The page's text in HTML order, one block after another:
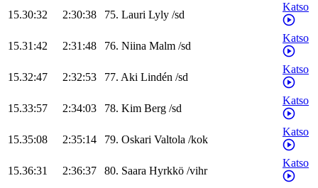
15.30:32 2:30:38 75. Lauri Lyly /sd
Katso
15.31:42 2:31:48 76. Niina Malm /sd
Katso
15.32:47 2:32:53 77. Aki Lindén /sd
Katso
15.33:57 2:34:03 78. Kim Berg /sd
Katso
15.35:08 2:35:14 79. Oskari Valtola /kok
Katso
15.36:31 2:36:37 80. Saara Hyrkkö /vihr
Katso